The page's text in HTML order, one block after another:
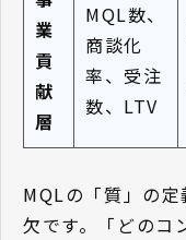
業
貢
献
層
MQL数、
商談化
率、受注
数、LTV
MQLの「質」の
欠です。「どのコ